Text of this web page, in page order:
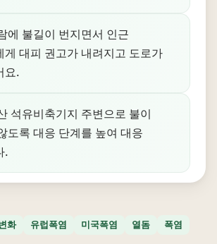
에 불길이 번지면서 인근
게 대피 권고가 내려지고 도로가
요.
석유비축기지 주변으로 불이
도록 대응 단계를 높여 대응
.
화 유럽폭염 미국폭염 열돔 폭염